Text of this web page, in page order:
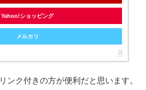
Yahoo!ショッピング
メルカリ
ンク付きの方が便利だと思います。